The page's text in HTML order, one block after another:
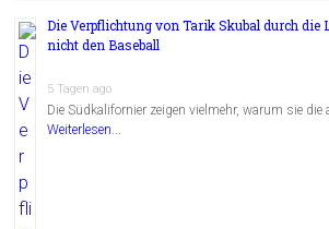
Die Verpflichtung von Tarik Skubal durch die
nicht den Baseball
5 Tagen ago
Die Südkalifornier zeigen vielmehr, warum sie die
Weiterlesen...